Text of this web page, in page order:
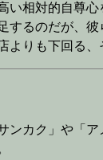
相対的自尊心
るのだが、
りも下回る
カク」や「